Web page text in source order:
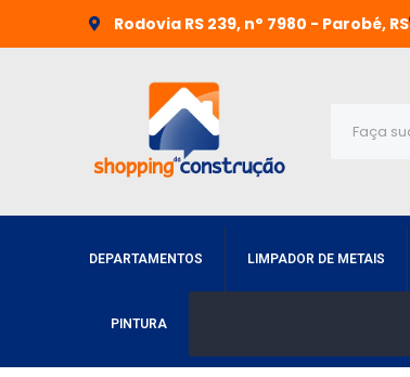
Rodovia RS 239, n° 7980 - Parobé, RS
DEPARTAMENTOS LIMPADOR DE METAIS
PINTURA